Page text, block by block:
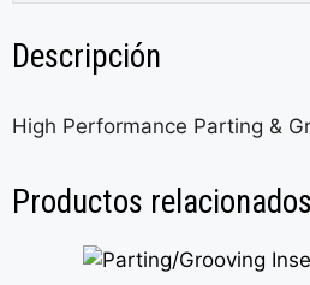
Descripción
High Performance Parting &
Productos relacionados